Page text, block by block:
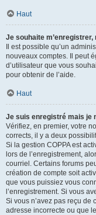
Haut
Je souhaite m’enregistrer,
Il est possible qu’un
nouveaux comptes. Il peut
d’utilisateur que vous
pour obtenir de l’aide.
Haut
Je suis enregistré mais je
Vérifiez, en premier, votre
corrects, il y a deux
Si la gestion COPPA est
lors de l’enregistrement,
courriel. Certains forums
création de compte soit
que vous puissiez vous
l’enregistrement. Si vous
Si vous n’avez pas reçu de
adresse incorrecte ou que